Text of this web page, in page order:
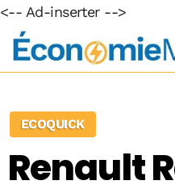
<-- Ad-inserter -->
ECOQUICK
Renault